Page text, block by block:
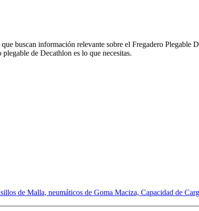
buscan información relevante sobre el Fregadero Plegable
de Decathlon es lo que necesitas.
de Malla, neumáticos de Goma Maciza, Capacidad de